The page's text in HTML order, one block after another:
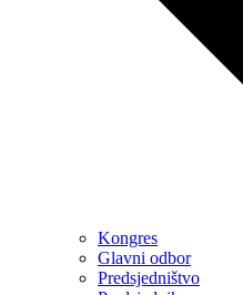
Kongres
Glavni odbor
Predsjedništvo